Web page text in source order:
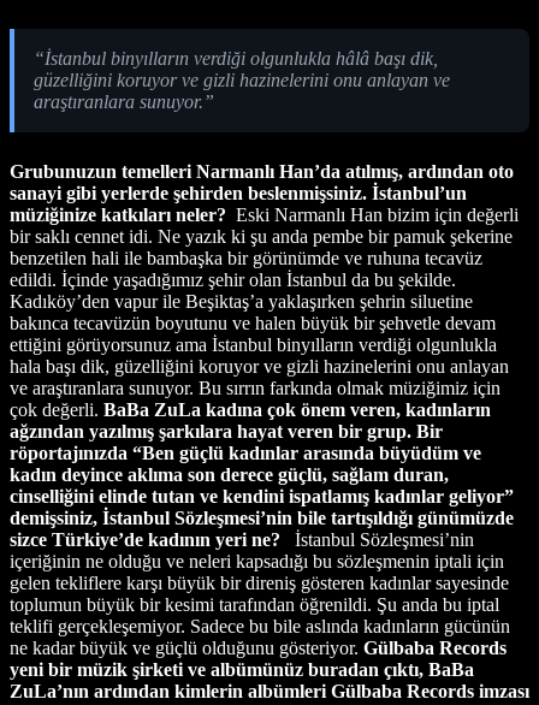
“İstanbul binyılların verdiği olgunlukla hâlâ başı dik,
güzelliğini koruyor ve gizli hazinelerini onu anlayan ve
araştıranlara sunuyor.”
Grubunuzun temelleri Narmanlı Han’da atılmış, ardından oto
sanayi gibi yerlerde şehirden beslenmişsiniz. İstanbul’un
müziğinize katkıları neler? Eski Narmanlı Han bizim için değerli
bir saklı cennet idi. Ne yazık ki şu anda pembe bir pamuk şekerine
benzetilen hali ile bambaşka bir görünümde ve ruhuna tecavüz
edildi. İçinde yaşadığımız şehir olan İstanbul da bu şekilde.
Kadıköy’den vapur ile Beşiktaş’a yaklaşırken şehrin siluetine
bakınca tecavüzün boyutunu ve halen büyük bir şehvetle devam
ettiğini görüyorsunuz ama İstanbul binyılların verdiği olgunlukla
hala başı dik, güzelliğini koruyor ve gizli hazinelerini onu anlayan
ve araştıranlara sunuyor. Bu sırrın farkında olmak müziğimiz için
çok değerli. BaBa ZuLa kadına çok önem veren, kadınların
ağzından yazılmış şarkılara hayat veren bir grup. Bir
röportajınızda “Ben güçlü kadınlar arasında büyüdüm ve
kadın deyince aklıma son derece güçlü, sağlam duran,
cinselliğini elinde tutan ve kendini ispatlamış kadınlar geliyor”
demişsiniz, İstanbul Sözleşmesi’nin bile tartışıldığı günümüzde
sizce Türkiye’de kadının yeri ne?
İstanbul Sözleşmesi’nin
içeriğinin ne olduğu ve neleri kapsadığı bu sözleşmenin iptali için
gelen tekliflere karşı büyük bir direniş gösteren kadınlar sayesinde
toplumun büyük bir kesimi tarafından öğrenildi. Şu anda bu iptal
teklifi gerçekleşemiyor. Sadece bu bile aslında kadınların gücünün
ne kadar büyük ve güçlü olduğunu gösteriyor. Gülbaba Records
yeni bir müzik şirketi ve albümünüz buradan çıktı, BaBa
ZuLa’nın ardından kimlerin albümleri Gülbaba Records imzası